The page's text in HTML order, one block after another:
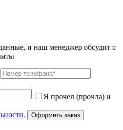
и наш менеджер обсудит с
Я прочел (прочла) и
Оформить заказ